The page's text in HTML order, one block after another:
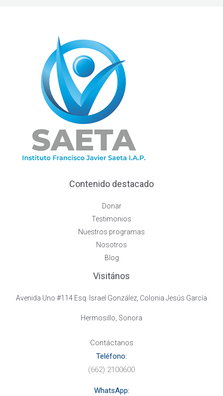
Contenido destacado
Donar
Testimonios
Nuestros programas
Nosotros
Blog
Visitános
Avenida Uno #114 Esq. Israel González, Colonia Jesús García
Hermosillo, Sonora
Contáctanos
Teléfono:
(662) 2100600
WhatsApp: